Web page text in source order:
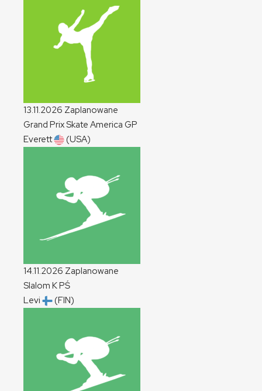
13.11.2026 Zaplanowane
Grand Prix Skate America GP
Everett
(USA)
14.11.2026 Zaplanowane
Slalom KPŚ
Levi
(FIN)